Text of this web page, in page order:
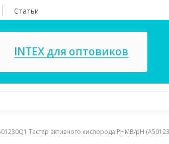
Статьи
INTEX для оптовиков
ремкомплекты
Тестер активного кислорода PHMB/рН